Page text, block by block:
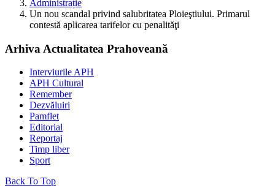
Administrație
Un nou scandal privind salubritatea Ploieştiului. Primarul
contestă aplicarea tarifelor cu penalităţi
Arhiva Actualitatea Prahoveană
Interviurile APH
APH Cultural
Remember
Dezvăluiri
Pamflet
Editorial
Reportaj
Timp liber
Sport
Back To Top